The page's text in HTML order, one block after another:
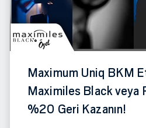
Maximum Uniq BKM
Maximiles Black veya
%20 Geri Kazanın!